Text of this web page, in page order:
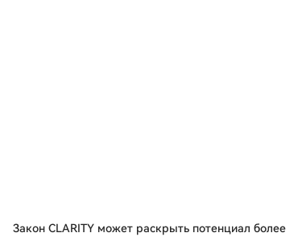
Закон CLARITY может раскрыть потенциал более